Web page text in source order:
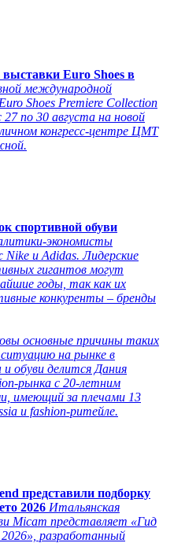
выставки Euro Shoes в
международной
Shoes Premiere Collection
по 30 августа на новой
конгресс-центре ЦМТ
спортивной обуви
экономисты
и Adidas. Лидерские
гигантов могут
годы, так как их
конкуренты – бренды
основные причины таких
на рынке в
обуви делится Дания
рынка с 20-летним
имеющий за плечами 13
и fashion-ритейле.
представили подборку
2026 Итальянская
Micam представляет «Гид
разработанный